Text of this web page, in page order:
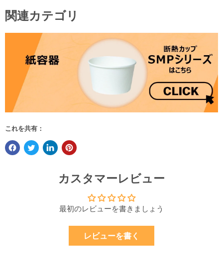
関連カテゴリ
これを共有：
カスタマーレビュー
最初のレビューを書きましょう
レビューを書く